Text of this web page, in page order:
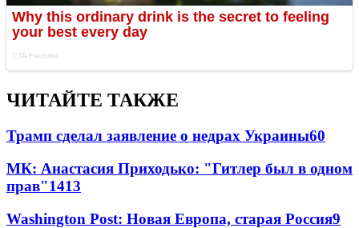
ЧИТАЙТЕ ТАКЖЕ
Трамп сделал заявление о недрах Украины60
МК: Анастасия Приходько: "Гитлер был в одном
прав"1413
Washington Post: Новая Европа, старая Россия9